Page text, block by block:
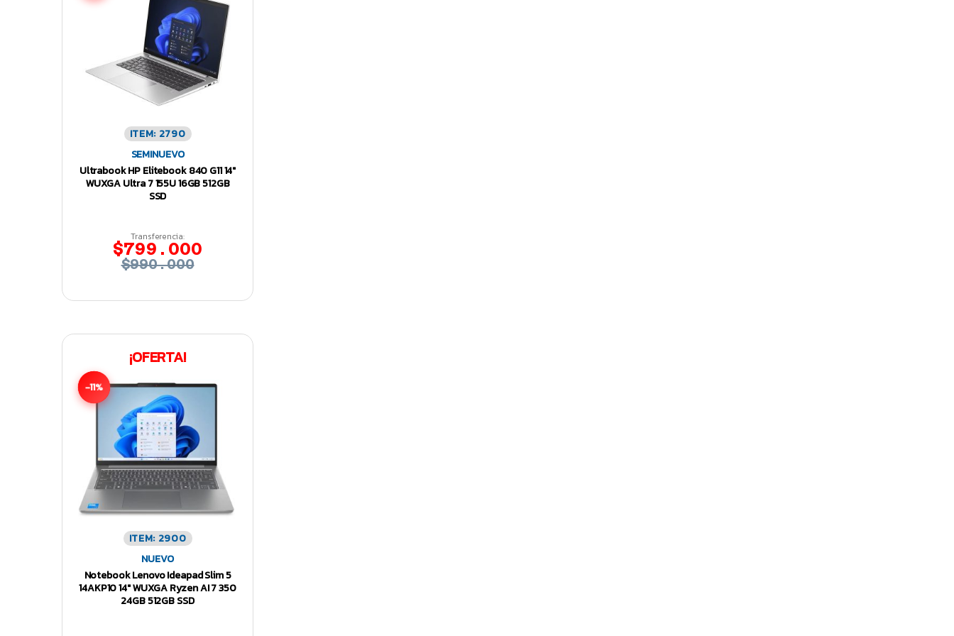
ITEM: 2790
SEMINUEVO
Ultrabook HP Elitebook 840 G11 14″
WUXGA Ultra 7 155U 16GB 512GB
SSD
Transferencia:
$799.000
$990.000
¡OFERTA!
-11%
ITEM: 2900
NUEVO
Notebook Lenovo Ideapad Slim 5
14AKP10 14″ WUXGA Ryzen AI 7 350
24GB 512GB SSD